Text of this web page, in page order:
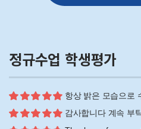
정규수업 학생평가
항상 밝은 모습으로
감사합니다 계속 부